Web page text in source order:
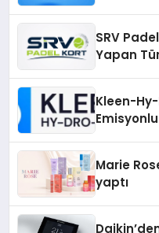
SRV
Yapan
Kleen-Hy-
Marie
yaptı